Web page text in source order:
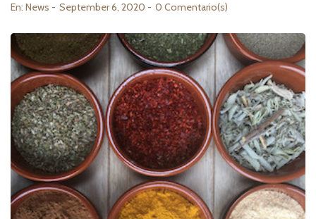
En: News September 6, 2020 0 Comentario(s)